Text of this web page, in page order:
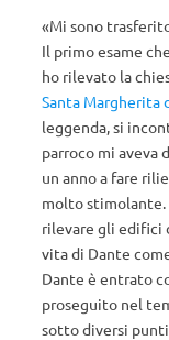
«Mi sono
Il primo esame
ho rilevato la
Santa Margherita
leggenda, si
parroco mi aveva
un anno a fare
molto stimolante.
rilevare gli edifici
vita di Dante
Dante è entrato
proseguito nel
sotto diversi